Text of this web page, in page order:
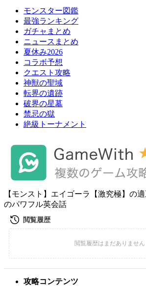
モンスター図鑑
最強ランキング
ガチャまとめ
ニュースまとめ
夏休み2026
コラボ予想
クエスト攻略
神獣の聖域
転界の遺跡
破界の星墓
禁忌の獄
絶級トーナメント
【モンスト】エイゴーラ【激究極】の
のパワフル英会話
攻略コンテンツ